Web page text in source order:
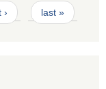
› last »